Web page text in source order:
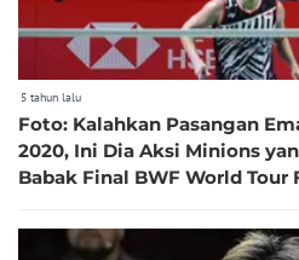
5 tahun lalu
Foto: Kalahkan Pasangan
2020, Ini Dia Aksi Minions
Babak Final BWF World Tour